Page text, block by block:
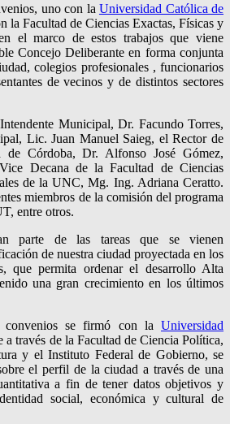
uno con la Universidad Católica de
la Facultad de Ciencias Exactas, Físicas y
el marco de estos trabajos que viene
Concejo Deliberante en forma conjunta
colegios profesionales , funcionarios
de vecinos y de distintos sectores
Municipal, Dr. Facundo Torres,
Lic. Juan Manuel Saieg, el Rector de
de Córdoba, Dr. Alfonso José Gómez,
Decana de la Facultad de Ciencias
de la UNC, Mg. Ing. Adriana Ceratto.
miembros de la comisión del programa
entre otros.
parte de las tareas que se vienen
de nuestra ciudad proyectada en los
que permita ordenar el desarrollo Alta
una gran crecimiento en los últimos
se firmó con la Universidad
a través de la Facultad de Ciencia Política,
y el Instituto Federal de Gobierno, se
el perfil de la ciudad a través de una
a fin de tener datos objetivos y
social, económica y cultural de